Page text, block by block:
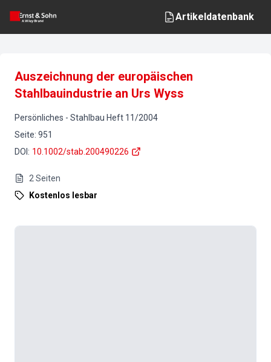
Artikeldatenbank
Auszeichnung der europäischen
Stahlbauindustrie an Urs Wyss
Persönliches - Stahlbau Heft 11/2004
Seite: 951
DOI : 10.1002/stab.200490226
2 Seiten
Kostenlos lesbar